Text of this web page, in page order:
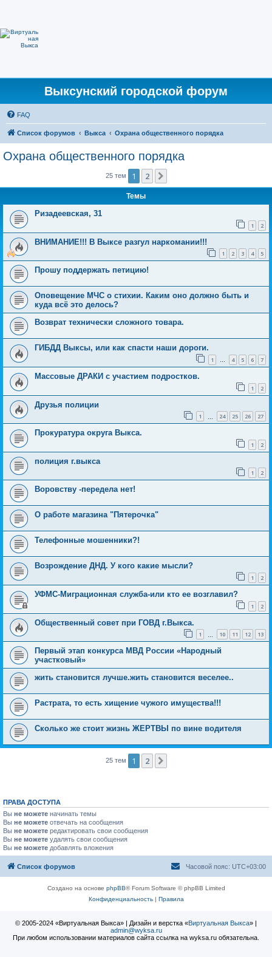
Выксунский городской форум
FAQ
Список форумов Выкса Охрана общественного порядка
Охрана общественного порядка
25 тем 1 2
Темы
Ризадеевская, 31
1 2
ВНИМАНИЕ!!! В Выксе разгул наркомании!!!
1 2 3 4 5
Прошу поддержать петицию!
Оповещение МЧС о стихии. Каким оно должно быть и
куда всё это делось?
Возврат технически сложного товара.
ГИБДД Выксы, или как спасти наши дороги.
1 … 4 5 6 7
Массовые ДРАКИ с участием подростков.
1 2
Друзья полиции
1 24 25 26 27
Прокуратура округа Выкса.
1 2
полиция г.выкса
1 2
Воровству -передела нет!
О работе магазина "Пятерочка"
Телефонные мошенники?!
Возрождение ДНД. У кого какие мысли?
1 2
УФМС-Миграционная служба-или кто ее возглавил?
1 2
Общественный совет при ГОВД г.Выкса.
1 10 11 12 13
Первый этап конкурса МВД России «Народный
участковый»
жить становится лучше.жить становится веселее..
Растрата, то есть хищение чужого имущества!!!
Сколько же стоит жизнь ЖЕРТВЫ по вине водителя
25 тем 1 2
ПРАВА ДОСТУПА
Вы не можете начинать темы
Вы не можете отвечать на сообщения
Вы не можете редактировать свои сообщения
Вы не можете удалять свои сообщения
Вы не можете добавлять вложения
Список форумов Часовой пояс: UTC+03:00
Создано на основе phpBB® Forum Software © phpBB Limited
Конфиденциальность| Правила
© 2005-2024 «Виртуальная Выкса» | Дизайн и верстка «Виртуальная Выкса» |
admin@wyksa.ru
При любом использовании материалов сайта ссылка на wyksa.ru обязательна.